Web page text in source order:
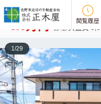
閲覧履歴
ツインコート 空室1
6.6万円
1/29